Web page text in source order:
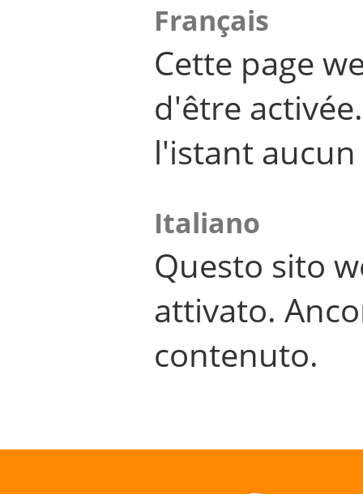
Français
Cette page
d'être
l'istant
Italiano
Questo sito
attivato.
contenuto.